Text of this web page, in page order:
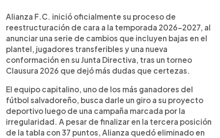
► Escuchar artículo
Alianza F.C. anunció bajas, jugadores transferibles
y cambios en su Junta Directiva como parte de su
planificación para la temporada 2026-2027. Tras
un Clausura 2026 irregular, el club busca renovar su
estructura deportiva y administrativa. Entre las
salidas destacan varios nombres del primer
equipo, mientras otros han sido colocados como
transferibles. Además, se confirmó una nueva
directiva encabezada por Gonzalo Sibrián. La
institución aseguró que trabaja en la construcción
de un plantel competitivo para volver a pelear por
títulos en el fútbol salvadoreño.
Alianza F.C. inició oficialmente su proceso de
reestructuración de cara a la temporada 2026-2027, al
anunciar una serie de cambios que incluyen bajas en el
plantel, jugadores transferibles y una nueva
conformación en su Junta Directiva, tras un torneo
Clausura 2026 que dejó más dudas que certezas.
El equipo capitalino, uno de los más ganadores del
fútbol salvadoreño, busca darle un giro a su proyecto
deportivo luego de una campaña marcada por la
irregularidad. A pesar de finalizar en la tercera posición
de la tabla con 37 puntos, Alianza quedó eliminado en